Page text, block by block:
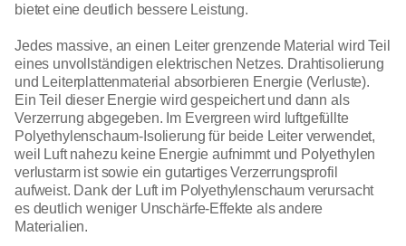
bietet eine deutlich bessere Leistung.
Jedes massive, an einen Leiter grenzende Material wird Teil
eines unvollständigen elektrischen Netzes. Drahtisolierung
und Leiterplattenmaterial absorbieren Energie (Verluste).
Ein Teil dieser Energie wird gespeichert und dann als
Verzerrung abgegeben. Im Evergreen wird luftgefüllte
Polyethylenschaum-Isolierung für beide Leiter verwendet,
weil Luft nahezu keine Energie aufnimmt und Polyethylen
verlustarm ist sowie ein gutartiges Verzerrungsprofil
aufweist. Dank der Luft im Polyethylenschaum verursacht
es deutlich weniger Unschärfe-Effekte als andere
Materialien.